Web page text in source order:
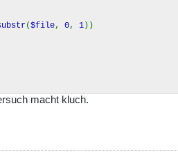
($file, 0, 1))
macht kluch.